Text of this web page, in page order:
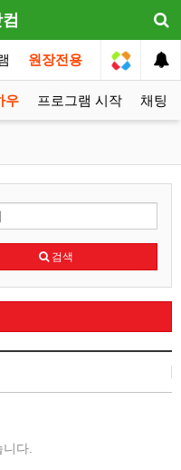
원장전용
우 프로그램 시작 채팅
검색
다.